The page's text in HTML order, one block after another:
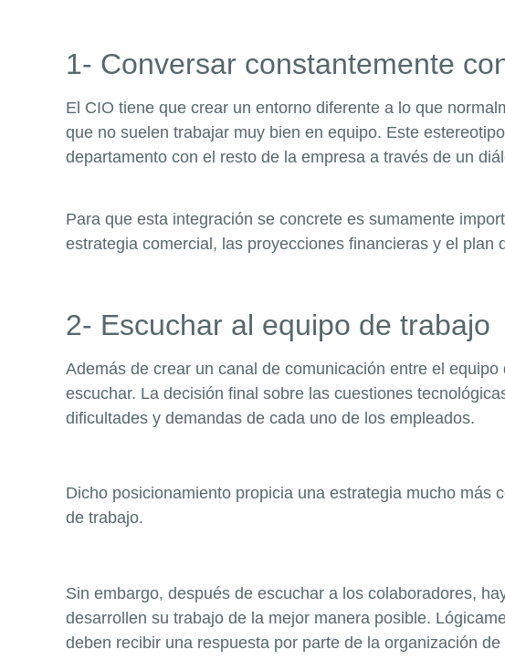
1- Conversar constantemente
El CIO tiene que crear un entorno diferente a lo que
que no suelen trabajar muy bien en equipo. Este
departamento con el resto de la empresa a través de un
Para que esta integración se concrete es sumamente
estrategia comercial, las proyecciones financieras y el plan
2- Escuchar al equipo de trabajo
Además de crear un canal de comunicación entre el
escuchar. La decisión final sobre las cuestiones
dificultades y demandas de cada uno de los empleados.
Dicho posicionamiento propicia una estrategia mucho
de trabajo.
Sin embargo, después de escuchar a los colaboradores,
desarrollen su trabajo de la mejor manera posible.
deben recibir una respuesta por parte de la organización